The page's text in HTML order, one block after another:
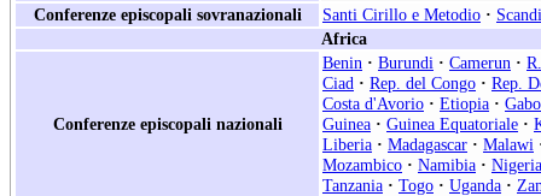
Conferenze episcopali sovranazionali
Santi Cirillo e Metodio ·
Africa
Conferenze episcopali nazionali
Benin · Burundi · Camerun ·
Ciad · Rep. del Congo · Rep.
Costa d'Avorio · Etiopia ·
Guinea · Guinea Equatoriale ·
Liberia · Madagascar · Malawi
Mozambico · Namibia · Nigeria
Tanzania · Togo · Uganda ·